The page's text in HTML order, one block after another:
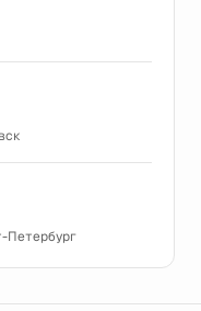
Петербург